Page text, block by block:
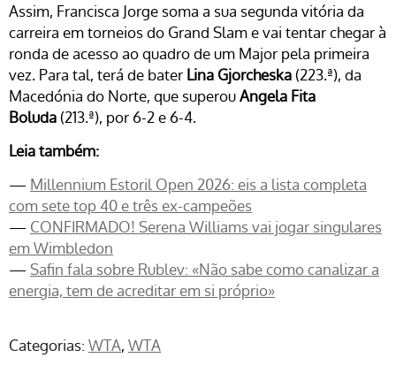
Assim, Francisca Jorge soma a sua segunda vitória da
carreira em torneios do Grand Slam e vai tentar chegar à
ronda de acesso ao quadro de um Major pela primeira
vez. Para tal, terá de bater Lina Gjorcheska(223.ª), da
Macedónia do Norte, que superouAngela Fita
Boluda(213.ª), por 6-2 e 6-4.
Leia também:
— Millennium Estoril Open 2026: eis a lista completa
com sete top 40 e três ex-campeões
— CONFIRMADO! Serena Williams vai jogar singulares
em Wimbledon
— Safin fala sobre Rublev: «Não sabe como canalizar a
energia, tem de acreditar em si próprio»
Categorias: WTA WTA